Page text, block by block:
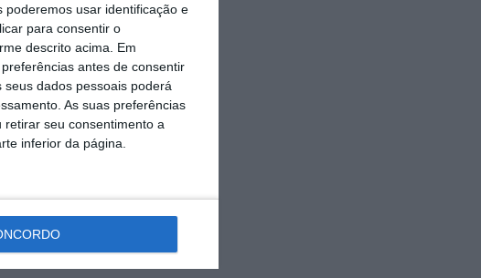
poderemos usar identificação e
para consentir o
descrito acima. Em
antes de consentir
dados pessoais poderá
As suas preferências
seu consentimento a
inferior da página.
ter empatado a 1
que com os